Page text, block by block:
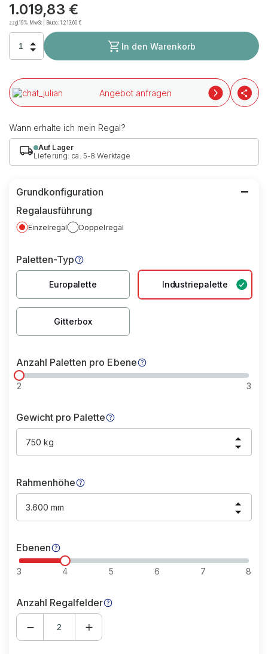
1.019,83 €
zzgl.19% MwSt | Brutto:1.213,60 €
In den Warenkorb
Angebot anfragen
Wann erhalte ich mein Regal?
Auf Lager
Lieferung: ca. 5-8 Werktage
Grundkonfiguration
Regalausführung
Einzelregal Doppelregal
Paletten-Typ
Europalette Industriepalette
Gitterbox
Anzahl Paletten pro Ebene
2 3
Gewicht pro Palette
750 kg
Rahmenhöhe
3.600 mm
Ebenen
3 4 5 6 7 8
Anzahl Regalfelder